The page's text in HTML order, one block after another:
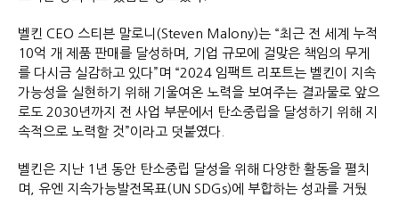
벨킨 CEO 스티븐 말로니(Steven Malony)는 “최근 전 세계 누적
10억 개 제품 판매를 달성하며, 기업 규모에 걸맞은 책임의 무게
를 다시금 실감하고 있다”며 “2024 임팩트 리포트는 벨킨이 지속
가능성을 실현하기 위해 기울여온 노력을 보여주는 결과물로 앞으
로도 2030년까지 전 사업 부문에서 탄소중립을 달성하기 위해 지
속적으로 노력할 것”이라고 덧붙였다.
벨킨은 지난 1년 동안 탄소중립 달성을 위해 다양한 활동을 펼치
며, 유엔 지속가능발전목표(UN SDGs)에 부합하는 성과를 거뒀